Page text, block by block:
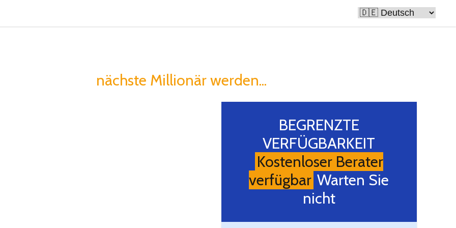
nächste Millionär werden...
BEGRENZTE
VERFÜGBARKEIT
Kostenloser Berater
verfügbar Warten Sie
nicht